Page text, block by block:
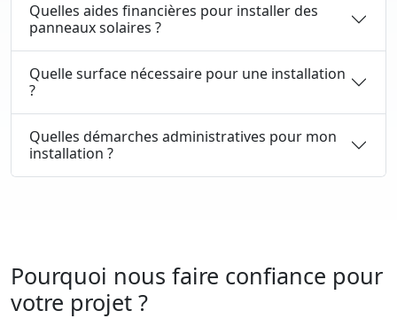
Quelles aides financières pour installer des
panneaux solaires ?
Quelle surface nécessaire pour une installation
?
Quelles démarches administratives pour mon
installation ?
Pourquoi nous faire confiance pour
votre projet ?